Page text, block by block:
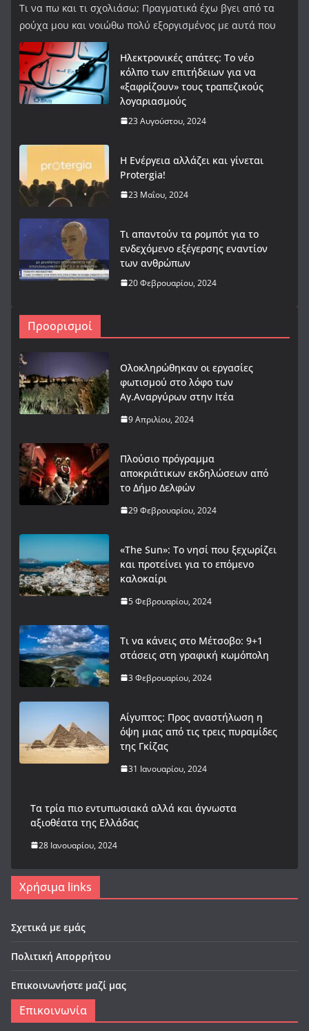
Τι να πω και τι σχολιάσω; Πραγματικά έχω βγει από τα
ρούχα μου και νοιώθω πολύ εξοργισμένος με αυτά που
Ηλεκτρονικές απάτες: Το νέο
κόλπο των επιτήδειων για να
«ξαφρίζουν» τους τραπεζικούς
λογαριασμούς
23 Αυγούστου, 2024
Η Ενέργεια αλλάζει και γίνεται
Protergia!
23 Μαΐου, 2024
Τι απαντούν τα ρομπότ για το
ενδεχόμενο εξέγερσης εναντίον
των ανθρώπων
20 Φεβρουαρίου, 2024
Προορισμοί
Ολοκληρώθηκαν οι εργασίες
φωτισμού στο λόφο των
Αγ.Αναργύρων στην Ιτέα
9 Απριλίου, 2024
Πλούσιο πρόγραμμα
αποκριάτικων εκδηλώσεων από
το Δήμο Δελφών
29 Φεβρουαρίου, 2024
«The Sun»: Το νησί που ξεχωρίζει
και προτείνει για το επόμενο
καλοκαίρι
5 Φεβρουαρίου, 2024
Τι να κάνεις στο Μέτσοβο: 9+1
στάσεις στη γραφική κωμόπολη
3 Φεβρουαρίου, 2024
Αίγυπτος: Προς αναστήλωση η
όψη μιας από τις τρεις πυραμίδες
της Γκίζας
31 Ιανουαρίου, 2024
Tα τρία πιο εντυπωσιακά αλλά και άγνωστα
αξιοθέατα της Ελλάδας
28 Ιανουαρίου, 2024
Χρήσιμα links
Σχετικά με εμάς
Πολιτική Απορρήτου
Επικοινωνήστε μαζί μας
Επικοινωνία